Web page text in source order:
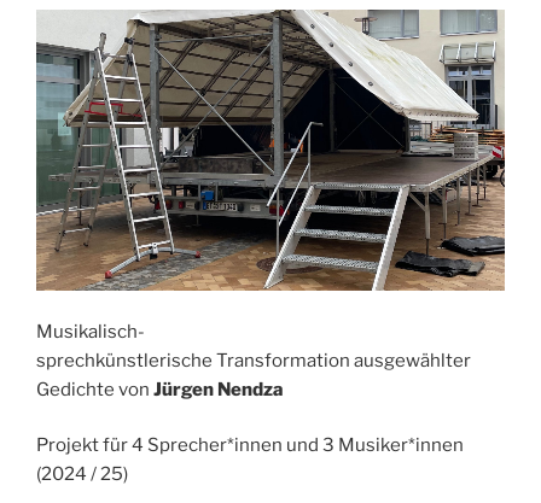
Musikalisch-
sprechkünstlerische Transformation ausgewählter
Gedichte von Jürgen Nendza
Projekt für 4 Sprecher*innen und 3 Musiker*innen
(2024 / 25)